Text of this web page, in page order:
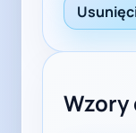
Wzory